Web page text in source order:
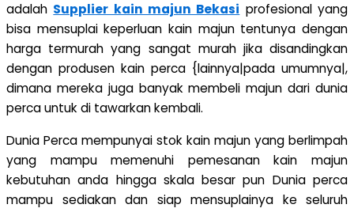
adalah Supplier kain majun Bekasi profesional yang
bisa mensuplai keperluan kain majun tentunya dengan
harga termurah yang sangat murah jika disandingkan
dengan produsen kain perca {lainnya|pada umumnya|,
dimana mereka juga banyak membeli majun dari dunia
perca untuk di tawarkan kembali.
Dunia Perca mempunyai stok kain majun yang berlimpah
yang mampu memenuhi pemesanan kain majun
kebutuhan anda hingga skala besar pun Dunia perca
mampu sediakan dan siap mensuplainya ke seluruh